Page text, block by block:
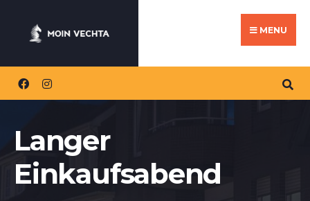
MENU
Langer
Einkaufsabend
for: